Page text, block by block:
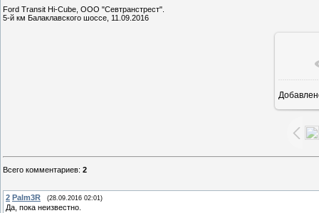
Ford Transit Hi-Cube, ООО "Севтранстрест".
5-й км Балаклавского шоссе, 11.09.2016
Всего комментариев: 2
2 Palm3R (28.09.2016 02:01)
Да, пока неизвестно.